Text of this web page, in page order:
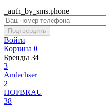
_auth_by_sms.phone
Подтвердить
Войти
Корзина 0
Бренды 34
3
Andechser
2
HOFBRAU
38